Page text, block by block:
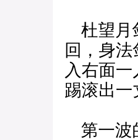
杜望月
回，身
入右面
踢滚出
第一波